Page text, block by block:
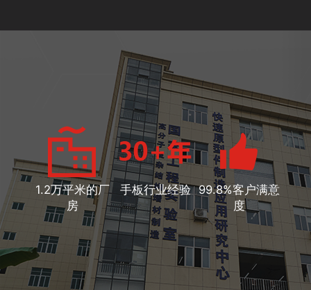
1.2万平米的厂
房
手板行业经验 99.8%客户满意
度